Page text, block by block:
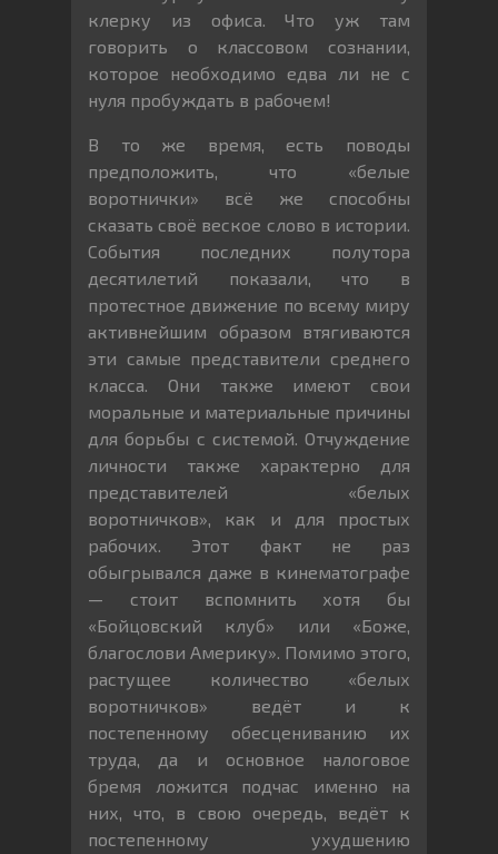
клерку из офиса. Что уж там
говорить о классовом сознании,
которое необходимо едва ли не с
нуля пробуждать в рабочем!
В то же время, есть поводы
предположить, что «белые
воротнички» всё же способны
сказать своё веское слово в истории.
События последних полутора
десятилетий показали, что в
протестное движение по всему миру
активнейшим образом втягиваются
эти самые представители среднего
класса. Они также имеют свои
моральные и материальные причины
для борьбы с системой. Отчуждение
личности также характерно для
представителей «белых
воротничков», как и для простых
рабочих. Этот факт не раз
обыгрывался даже в кинематографе
— стоит вспомнить хотя бы
«Бойцовский клуб» или «Боже,
благослови Америку». Помимо этого,
растущее количество «белых
воротничков» ведёт и к
постепенному обесцениванию их
труда, да и основное налоговое
бремя ложится подчас именно на
них, что, в свою очередь, ведёт к
постепенному ухудшению